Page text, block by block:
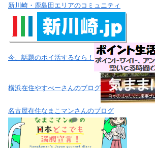
新川崎・鹿島田エリアのコミュニティ
今、話題のポイ活するなら！
横浜在住やすべーさんのブログ
名古屋在住なまこマンさんのブログ